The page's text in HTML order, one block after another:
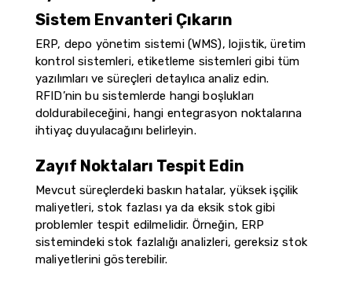
Sistem Envanteri Çıkarın
ERP, depo yönetim sistemi (WMS), lojistik, üretim
kontrol sistemleri, etiketleme sistemleri gibi tüm
yazılımları ve süreçleri detaylıca analiz edin.
RFID’nin bu sistemlerde hangi boşlukları
doldurabileceğini, hangi entegrasyon noktalarına
ihtiyaç duyulacağını belirleyin.
Zayıf Noktaları Tespit Edin
Mevcut süreçlerdeki baskın hatalar, yüksek işçilik
maliyetleri, stok fazlası ya da eksik stok gibi
problemler tespit edilmelidir. Örneğin, ERP
sistemindeki stok fazlalığı analizleri, gereksiz stok
maliyetlerini gösterebilir.